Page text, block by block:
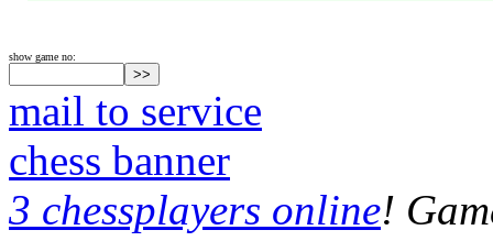
show game no:
mail to service
chess banner
3 chessplayers online!